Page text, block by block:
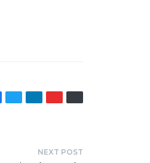
NEXT POST